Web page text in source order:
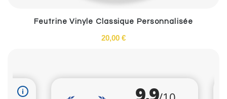
Feutrine Vinyle Classique Personnalisée
20,00 €